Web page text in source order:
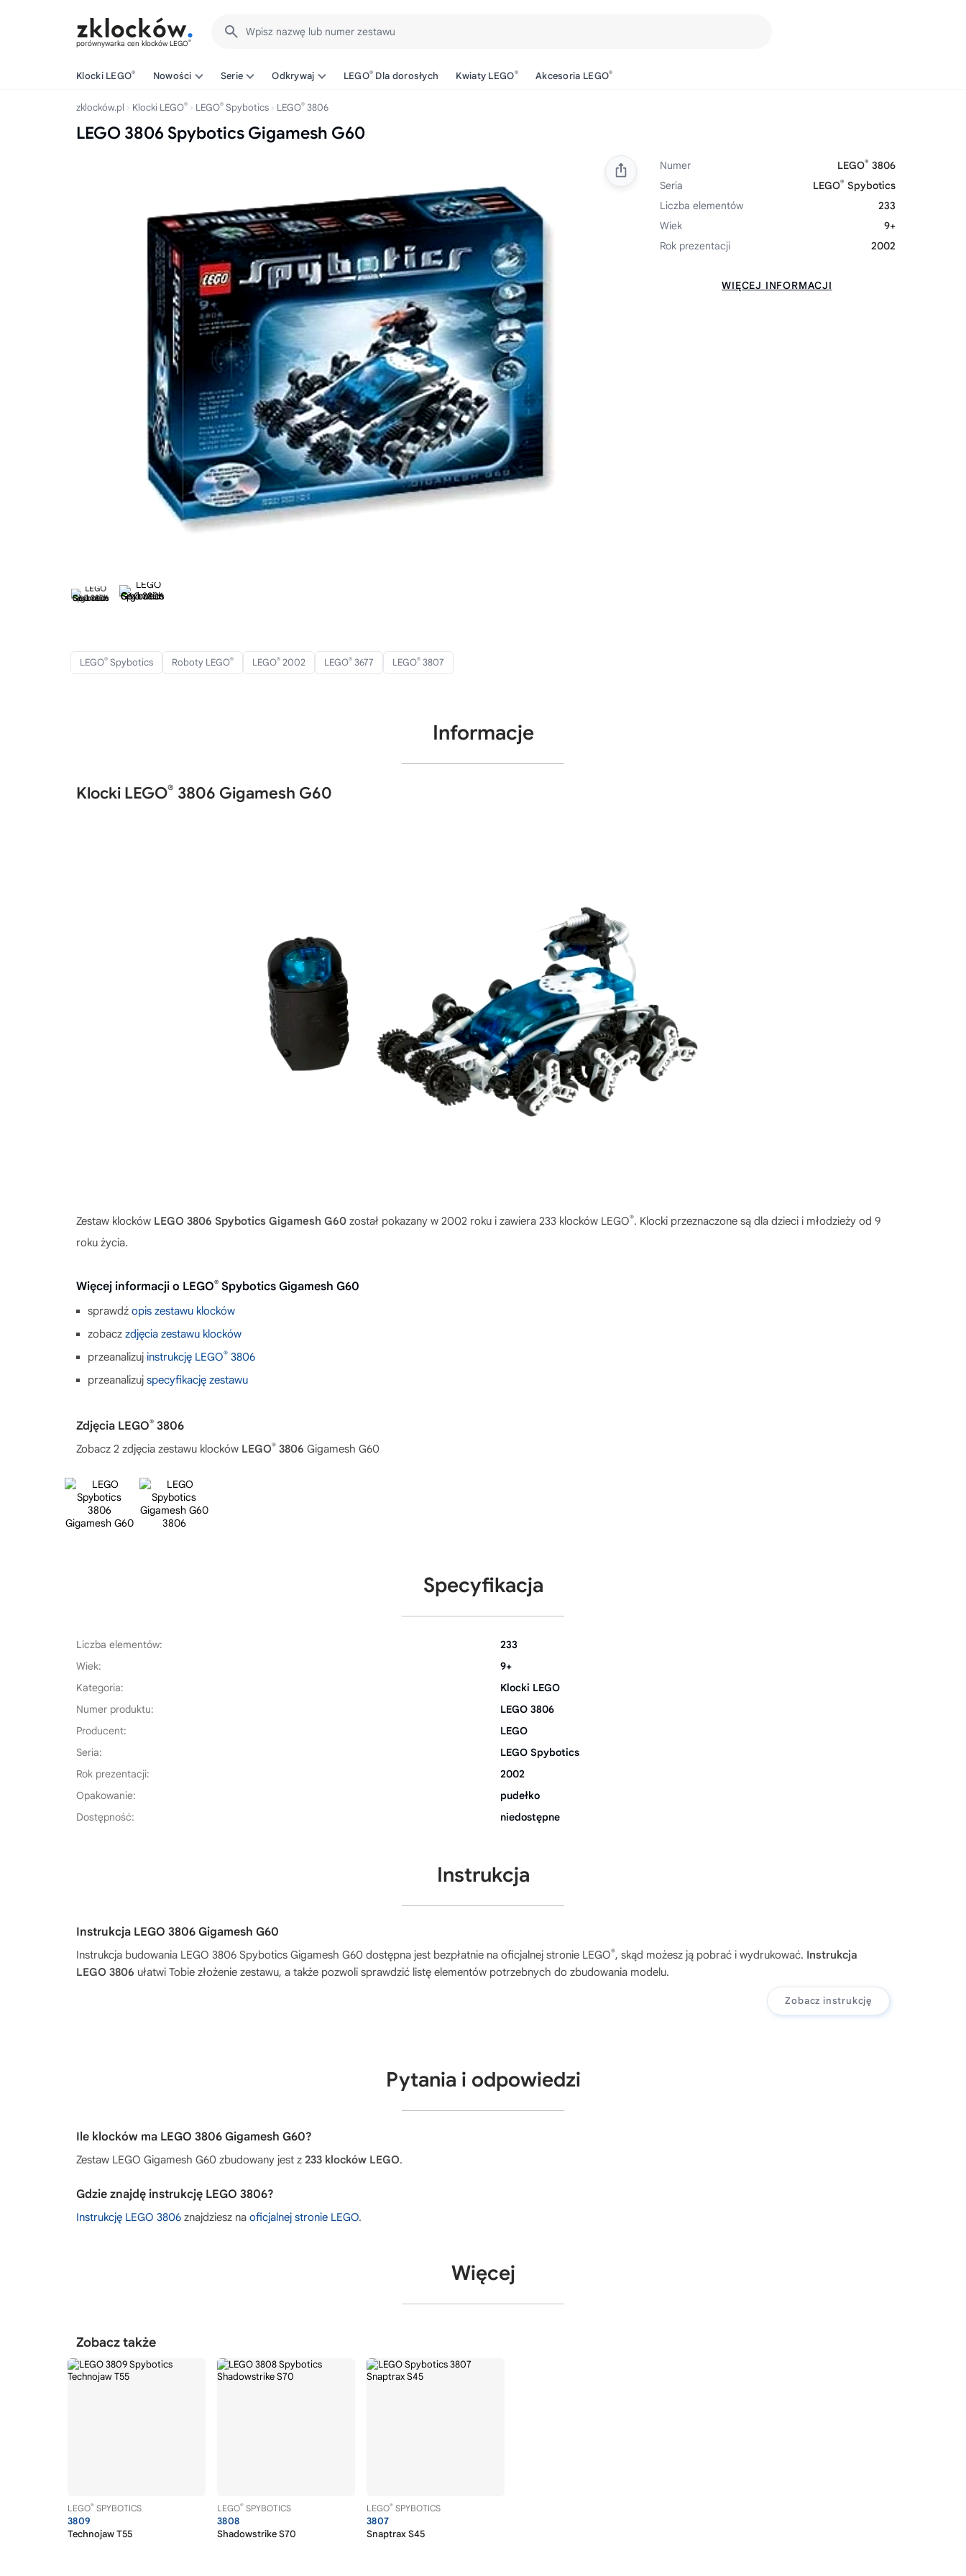
porównywarka cen klocków LEGO®
Wpisz nazwę lub numer zestawu
Klocki LEGO® Nowości Serie Odkrywaj LEGO® Dla dorosłych Kwiaty LEGO® Akcesoria LEGO®
zklocków.pl Klocki LEGO® LEGO® Spybotics LEGO® 3806
LEGO 3806 Spybotics Gigamesh G60
Numer LEGO® 3806
Seria
LEGO® Spybotics
Liczba elementów
233
Wiek
9+
Rok prezentacji
2002
WIĘCEJ INFORMACJI
LEGO® Spybotics Roboty LEGO® LEGO® 2002 LEGO® 3677 LEGO® 3807
Informacje
Klocki LEGO® 3806 Gigamesh G60
Zestaw klocków LEGO 3806 Spybotics Gigamesh G60 został pokazany w 2002 roku i zawiera 233 klocków LEGO®. Klocki przeznaczone są dla dzieci i młodzieży od 9
roku życia.
Więcej informacji o LEGO® Spybotics Gigamesh G60
sprawdź opis zestawu klocków
zobacz zdjęcia zestawu klocków
przeanalizuj instrukcję LEGO® 3806
przeanalizuj specyfikację zestawu
Zdjęcia LEGO® 3806
Zobacz 2 zdjęcia zestawu klocków LEGO® 3806 Gigamesh G60
Specyfikacja
Liczba elementów:
233
Wiek:
9+
Kategoria:
Klocki LEGO
Numer produktu:
LEGO 3806
Producent:
LEGO
Seria:
LEGO Spybotics
Rok prezentacji:
2002
Opakowanie:
pudełko
Dostępność:
niedostępne
Instrukcja
Instrukcja LEGO 3806 Gigamesh G60
Instrukcja budowania LEGO 3806 Spybotics Gigamesh G60 dostępna jest bezpłatnie na oficjalnej stronie LEGO®, skąd możesz ją pobrać i wydrukować. Instrukcja
LEGO 3806 ułatwi Tobie złożenie zestawu, a także pozwoli sprawdzić listę elementów potrzebnych do zbudowania modelu.
Zobacz instrukcję
Pytania i odpowiedzi
Ile klocków ma LEGO 3806 Gigamesh G60?
Zestaw LEGO Gigamesh G60 zbudowany jest z 233 klocków LEGO.
Gdzie znajdę instrukcję LEGO 3806?
Instrukcję LEGO 3806 znajdziesz na oficjalnej stronie LEGO.
Więcej
Zobacz także
LEGO® SPYBOTICS
3809
Technojaw T55
LEGO® SPYBOTICS
3808
Shadowstrike S70
LEGO® SPYBOTICS
3807
Snaptrax S45